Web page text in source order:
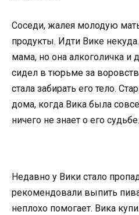
Соседи, жалея молодую
продукты. Идти Вике
мама, но она алкоголичка и
сидел в тюрьме за
стала забирать его тело.
дома, когда Вика была
ничего не знает о его судьбе.
Недавно у Вики стало
рекомендовали выпить
неплохо помогает. Вика